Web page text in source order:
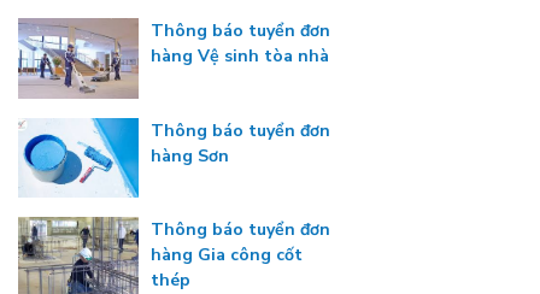
Thông báo tuyển đơn
hàng Vệ sinh tòa nhà
Thông báo tuyển đơn
hàng Sơn
Thông báo tuyển đơn
hàng Gia công cốt
thép